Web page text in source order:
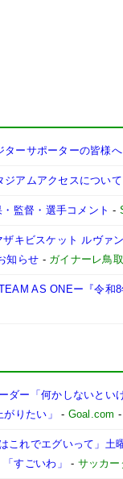
ターサポーターの皆様へ
ジアムアクセスについて
・監督・選手コメント -
ザキビスケット ルヴ
知らせ - ガイナーレ鳥取
AS ONEー『令和
ダー「何かしないと
りたい」
- Goal.com
これでエグいって」
すごいわ」
- サッカ